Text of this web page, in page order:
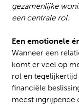
gezamenlijke
een centrale rol.
Een emotionele
Wanneer een
komt er veel op
rol en
financiële
meest ingrijpende